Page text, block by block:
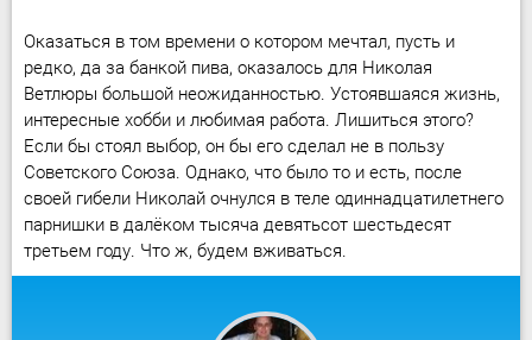
Оказаться в том времени о котором мечтал, пусть и
редко, да за банкой пива, оказалось для Николая
Ветлюры большой неожиданностью. Устоявшаяся жизнь,
интересные хобби и любимая работа. Лишиться этого?
Если бы стоял выбор, он бы его сделал не в пользу
Советского Союза. Однако, что было то и есть, после
своей гибели Николай очнулся в теле одиннадцатилетнего
парнишки в далёком тысяча девятьсот шестьдесят
третьем году. Что ж, будем вживаться.